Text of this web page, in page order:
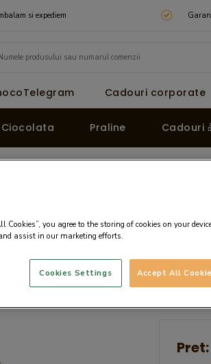
si expediem
Cadouri corporate
Ciocolata Praline Cadouri
- Best DAD
Pret:
Cookies”, you agree to the storing of cookies on your
assist in our marketing efforts.
Accept All
Cookies Settings